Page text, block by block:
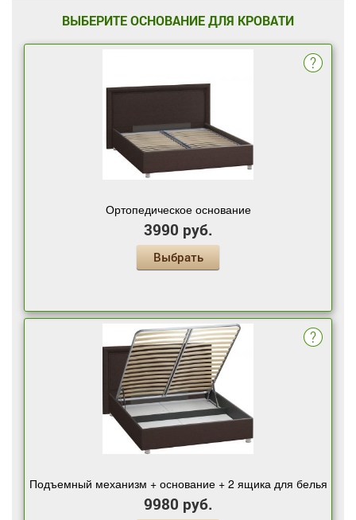
ВЫБЕРИТЕ ОСНОВАНИЕ ДЛЯ КРОВАТИ
Ортопедическое основание
3990 руб.
Выбрать
Подъемный механизм + основание + 2 ящика для белья
9980 руб.